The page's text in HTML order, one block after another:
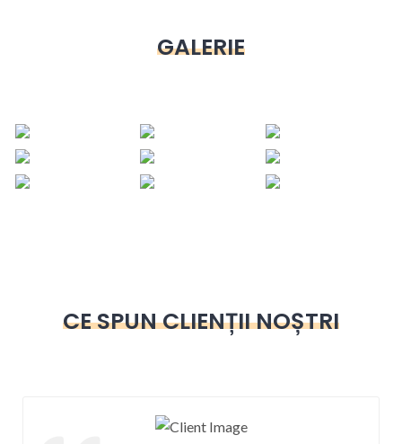
GALERIE
CE SPUN CLIENȚII NOȘTRI